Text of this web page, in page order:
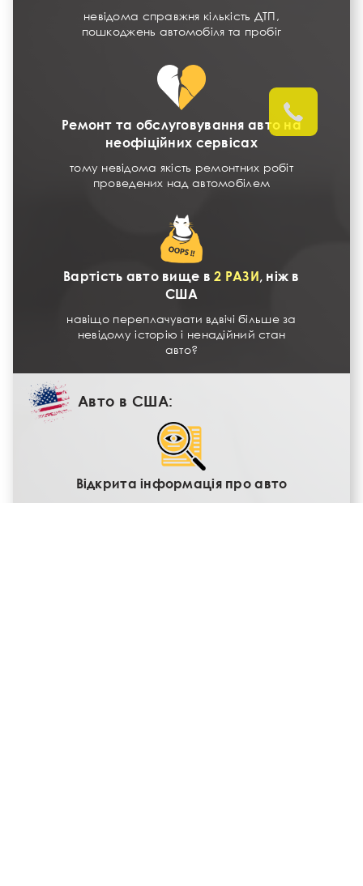
невідома справжня кількість ДТП,
пошкоджень автомобіля та пробіг
Ремонт та обслуговування авто на
неофіційних сервісах
тому невідома якість ремонтних робіт
проведених над автомобілем
Вартість авто вище в2 РАЗИ, ніж в
США
навіщо переплачувати вдвічі більше за
невідому історію і ненадійний стан
авто?
Авто в США:
Відкрита інформація про авто